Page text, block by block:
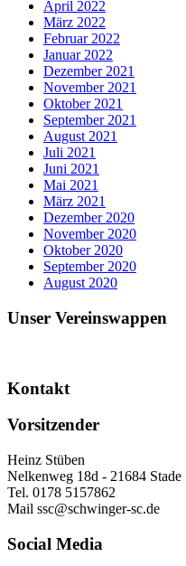
April 2022
März 2022
Februar 2022
Januar 2022
Dezember 2021
November 2021
Oktober 2021
September 2021
August 2021
Juli 2021
Juni 2021
Mai 2021
März 2021
Dezember 2020
November 2020
Oktober 2020
September 2020
August 2020
Unser Vereinswappen
Kontakt
Vorsitzender
Heinz Stüben
Nelkenweg 18d - 21684 Stade
Tel. 0178 5157862
Mail ssc@schwinger-sc.de
Social Media